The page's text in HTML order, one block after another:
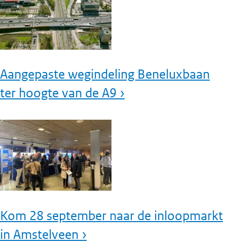
Aangepaste wegindeling Beneluxbaan
ter hoogte van de A9 ›
Kom 28 september naar de inloopmarkt
in Amstelveen ›